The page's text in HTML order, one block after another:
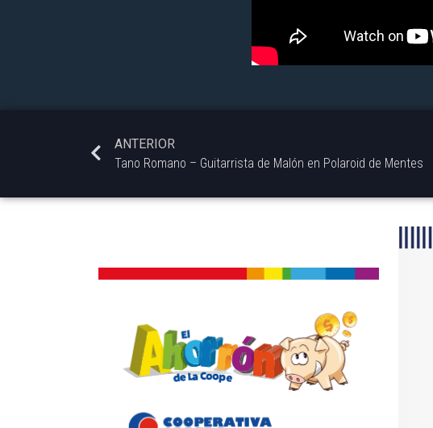
ANTERIOR
Tano Romano – Guitarrista de Malón en Polaroid de Mentes